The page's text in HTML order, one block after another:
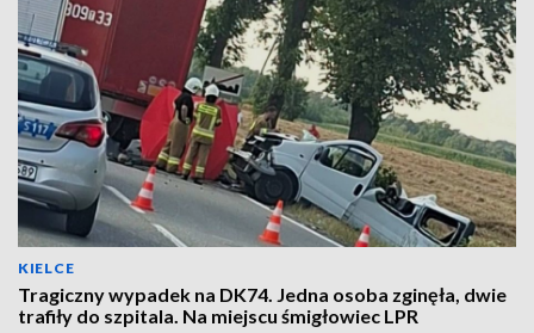
KIELCE
Tragiczny wypadek na DK74. Jedna osoba zginęła, dwie
trafiły do szpitala. Na miejscu śmigłowiec LPR